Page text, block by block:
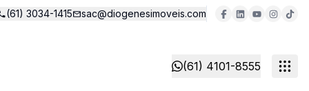
(61) 3034-1415 sac@diogenesimoveis.com
(61) 4101-8555